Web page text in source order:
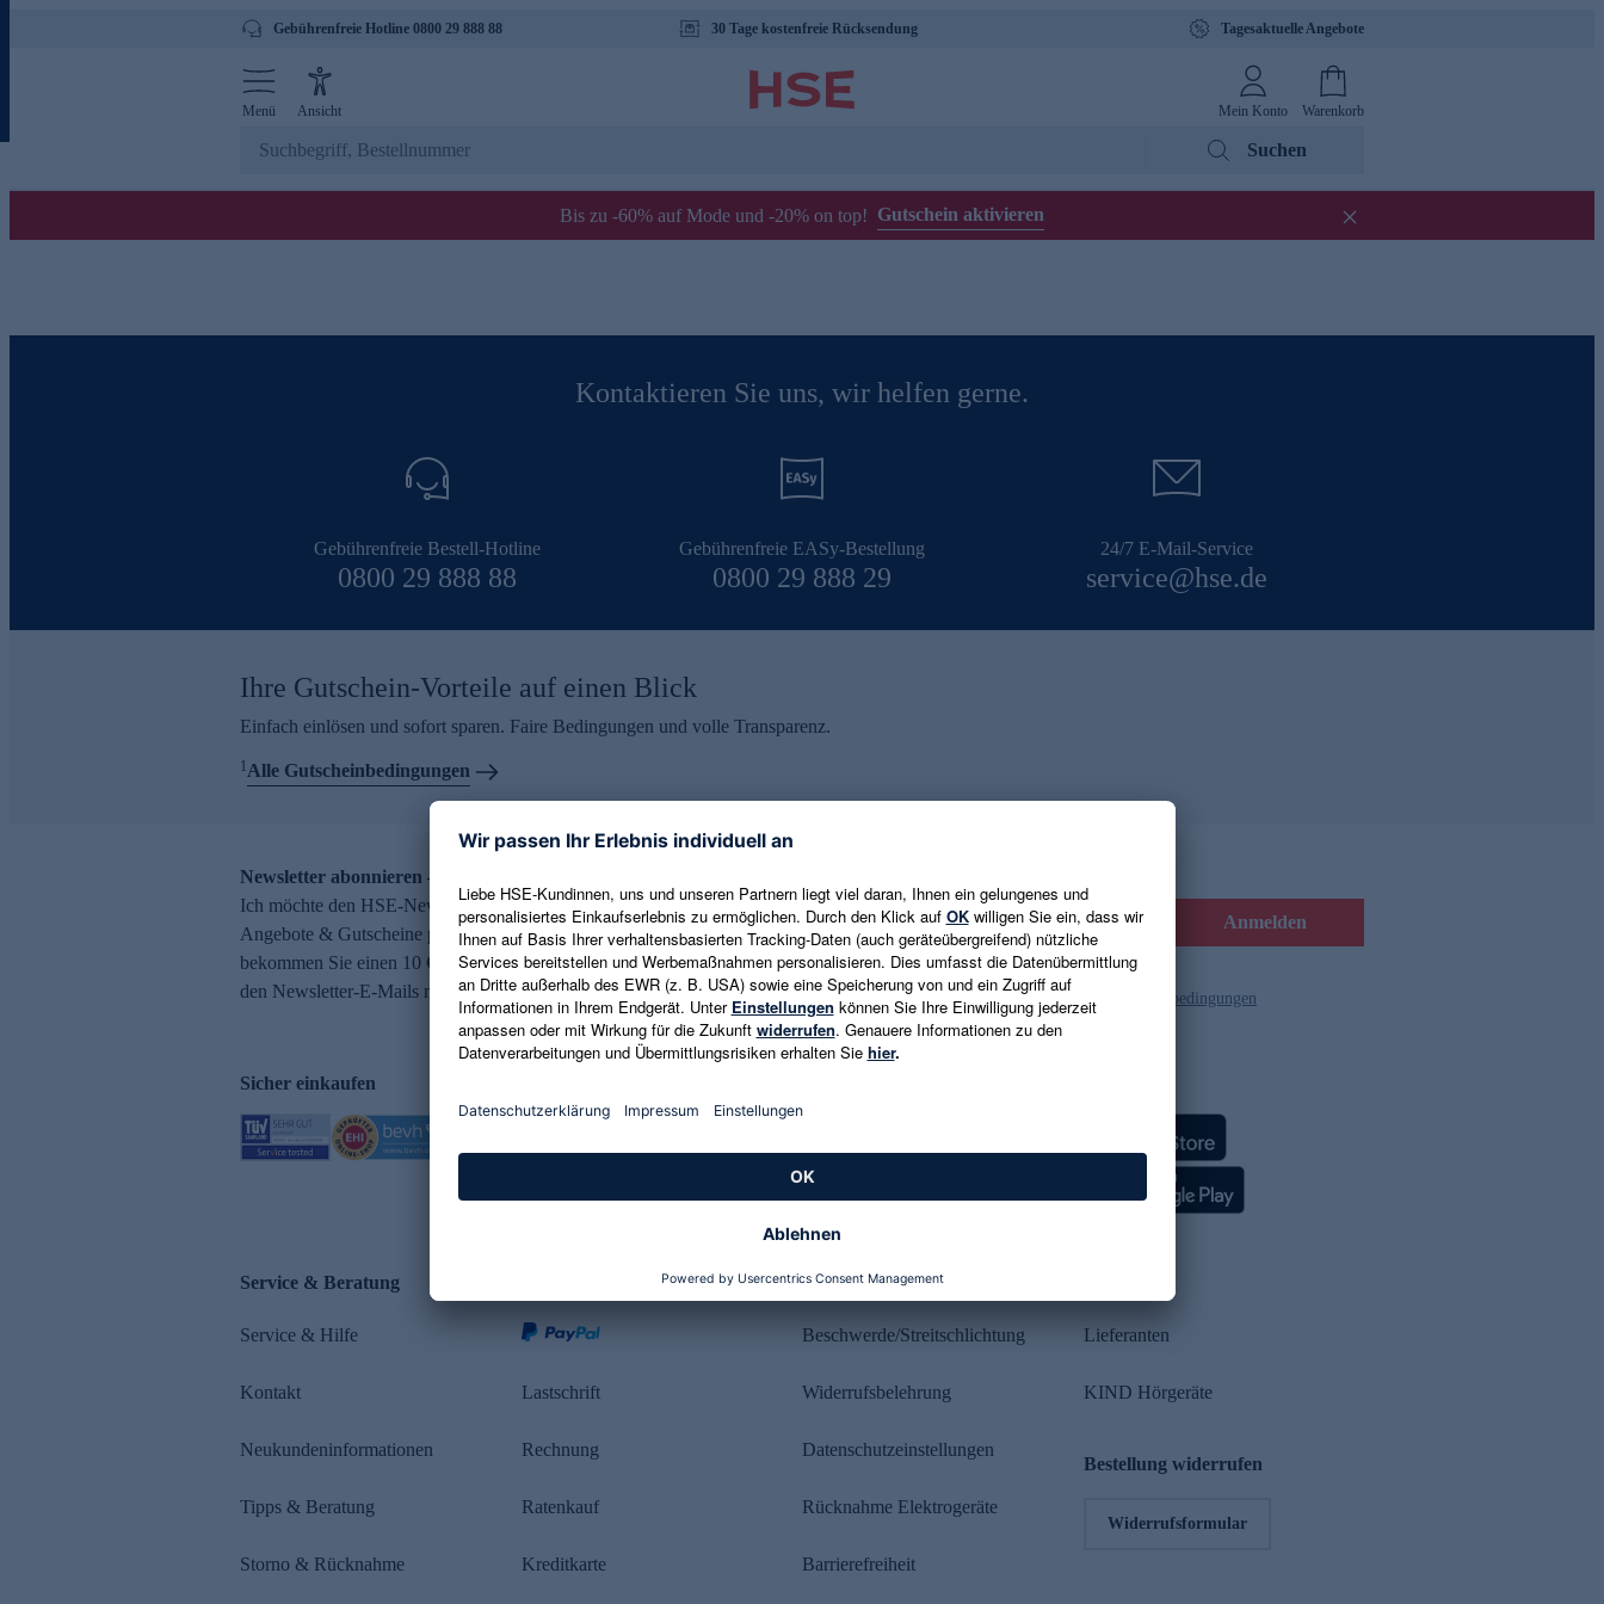
Gebührenfreie Hotline 0800 29 888 88 30 Tage kostenfreie Rücksendung Tagesaktuelle Angebote
Menü Ansicht Mein Konto Warenkorb
Suchen
Bis zu -60% auf Mode und -20% on top! Gutschein aktivieren
Kontaktieren Sie uns, wir helfen gerne.
Gebührenfreie Bestell-Hotline
0800 29 888 88
Gebührenfreie EASy-Bestellung
0800 29 888 29
24/7 E-Mail-Service
service@hse.de
Ihre Gutschein-Vorteile auf einen Blick
Einfach einlösen und sofort sparen. Faire Bedingungen und volle Transparenz.
1Alle Gutscheinbedingungen
Newsletter abonnieren – 10 € Gutschein erhalten
Ich möchte den HSE-Newsletter abonnieren und aktuelle Trends,
Angebote & Gutscheine per E-Mail erhalten. Als Dankeschön
bekommen Sie einen 10 € Gutschein. Eine Abmeldung ist jederzeit in
den Newsletter-E-Mails möglich.
E-Mail-Adresse eingeben Anmelden
Es gelten die Datenschutzrichtlinien und die Gutscheinbedingungen
Sicher einkaufen
Service & Beratung
Service & Hilfe
Kontakt
Neukundeninformationen
Tipps & Beratung
Storno & Rücknahme
Lastschrift
Rechnung
Ratenkauf
Kreditkarte
Rechtliches
Beschwerde/Streitschlichtung
Widerrufsbelehrung
Datenschutzeinstellungen
Rücknahme Elektrogeräte
Barrierefreiheit
Lieferanten
KIND Hörgeräte
Bestellung widerrufen
Widerrufsformular